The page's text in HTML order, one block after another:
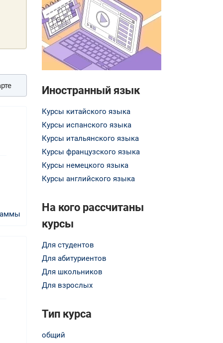
Иностранный язык
Курсы китайского языка
Курсы испанского языка
Курсы итальянского языка
Курсы французского языка
Курсы немецкого языка
Курсы английского языка
На кого рассчитаны
курсы
Для студентов
Для абитуриентов
Для школьников
Для взрослых
Тип курса
общий